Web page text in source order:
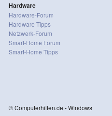
Hardware
Hardware-Forum
Hardware-Tipps
Netzwerk-Forum
Smart-Home Forum
Smart-Home Tipps
© Computerhilfen.de - Windows